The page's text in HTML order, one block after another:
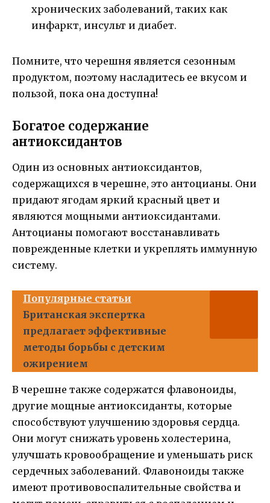
хронических заболеваний, таких как
инфаркт, инсульт и диабет.
Помните, что черешня является сезонным
продуктом, поэтому насладитесь ее вкусом и
пользой, пока она доступна!
Богатое содержание
антиоксидантов
Один из основных антиоксидантов,
содержащихся в черешне, это антоцианы. Они
придают ягодам яркий красный цвет и
являются мощными антиоксидантами.
Антоцианы помогают восстанавливать
поврежденные клетки и укреплять иммунную
систему.
Популярные статьи
Британская экспертка
предлагает эффективные
методы борьбы с детским
ожирением
В черешне также содержатся флавоноиды,
другие мощные антиоксиданты, которые
способствуют улучшению здоровья сердца.
Они могут снижать уровень холестерина,
улучшать кровообращение и уменьшать риск
сердечных заболеваний. Флавоноиды также
имеют противовоспалительные свойства и